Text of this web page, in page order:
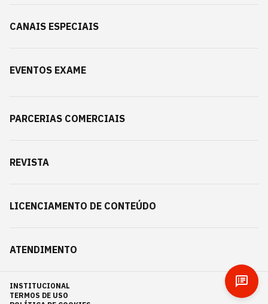
CANAIS ESPECIAIS
EVENTOS EXAME
PARCERIAS COMERCIAIS
REVISTA
LICENCIAMENTO DE CONTEÚDO
ATENDIMENTO
INSTITUCIONAL
TERMOS DE USO